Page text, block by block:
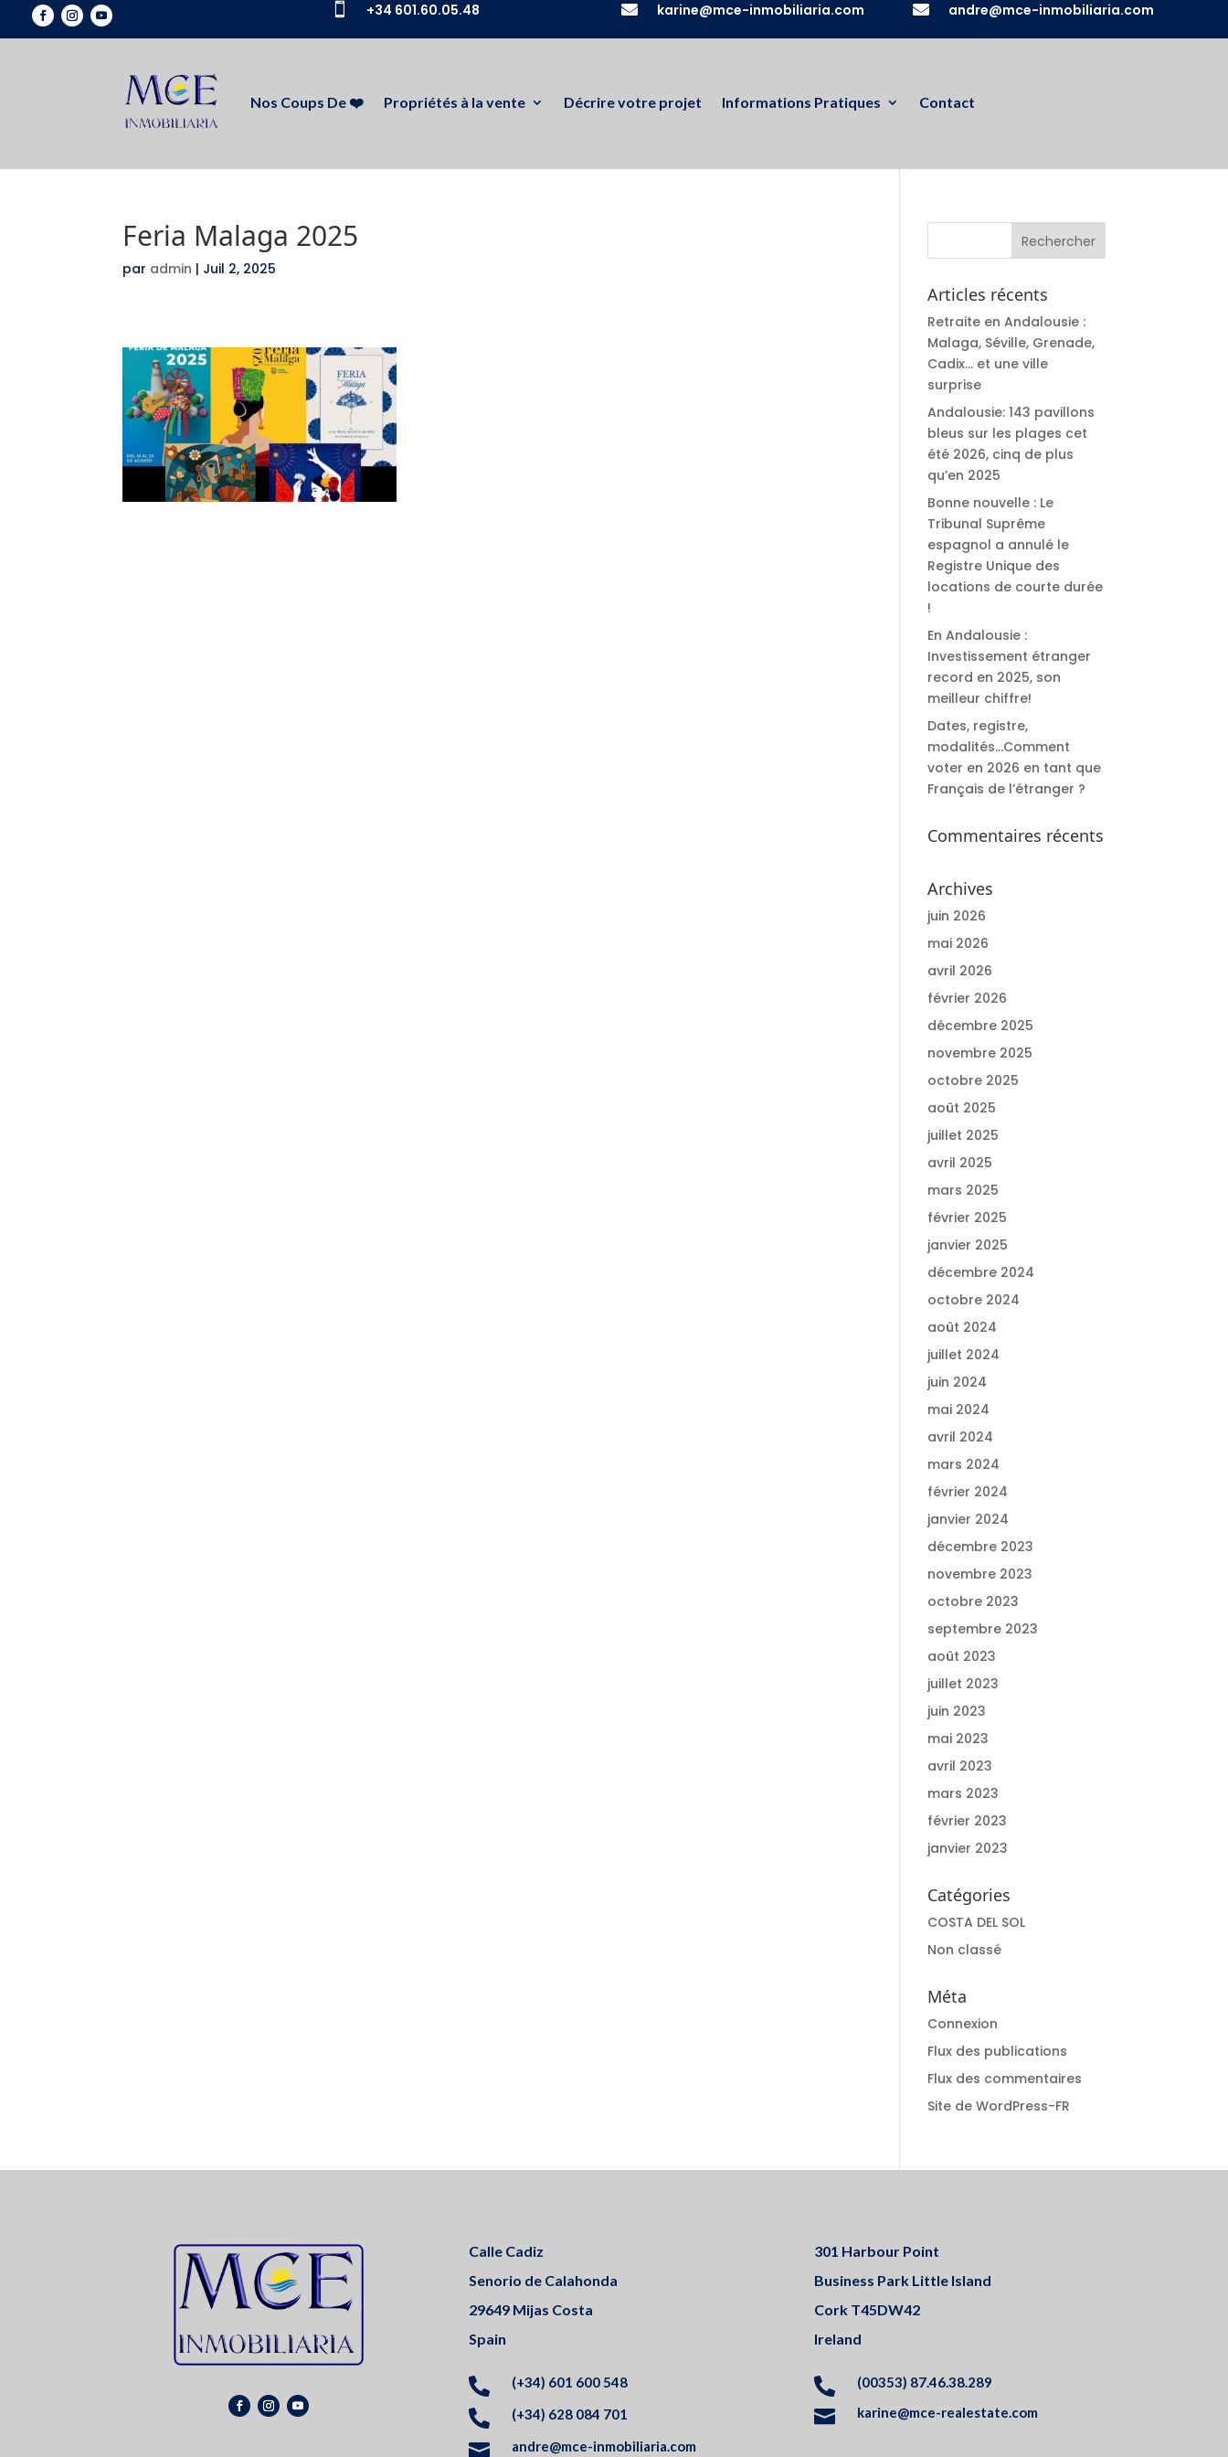
 +34 601.60.05.48  karine@mce-inmobiliaria.com  andre@mce-inmobiliaria.com
Nos Coups De ❤️ Propriétés à la vente Décrire votre projet Informations Pratiques Contact
Feria Malaga 2025
par admin | Juil 2, 2025
Articles récents
Retraite en Andalousie :
Malaga, Séville, Grenade,
Cadix… et une ville
surprise
Andalousie: 143 pavillons
bleus sur les plages cet
été 2026, cinq de plus
qu’en 2025
Bonne nouvelle : Le
Tribunal Suprême
espagnol a annulé le
Registre Unique des
locations de courte durée
!
En Andalousie :
Investissement étranger
record en 2025, son
meilleur chiffre!
Dates, registre,
modalités…Comment
voter en 2026 en tant que
Français de l’étranger ?
Commentaires récents
Archives
juin 2026
mai 2026
avril 2026
février 2026
décembre 2025
novembre 2025
octobre 2025
août 2025
juillet 2025
avril 2025
mars 2025
février 2025
janvier 2025
décembre 2024
octobre 2024
août 2024
juillet 2024
juin 2024
mai 2024
avril 2024
mars 2024
février 2024
janvier 2024
décembre 2023
novembre 2023
octobre 2023
septembre 2023
août 2023
juillet 2023
juin 2023
mai 2023
avril 2023
mars 2023
février 2023
janvier 2023
Catégories
COSTA DEL SOL
Non classé
Méta
Connexion
Flux des publications
Flux des commentaires
Site de WordPress-FR
Calle Cadiz
Senorio de Calahonda
29649 Mijas Costa
Spain
 (+34) 601 600 548
 (+34) 628 084 701
 andre@mce-inmobiliaria.com
301 Harbour Point
Business Park Little Island
Cork T45DW42
Ireland
 (00353) 87.46.38.289
 karine@mce-realestate.com